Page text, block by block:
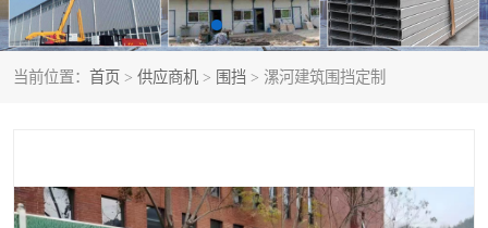
当前位置： 首页 > 供应商机 > 围挡 > 漯河建筑围挡定制
PC多层板 PC耐力板
建筑围挡 楼层板
岩棉板 钢结构配件